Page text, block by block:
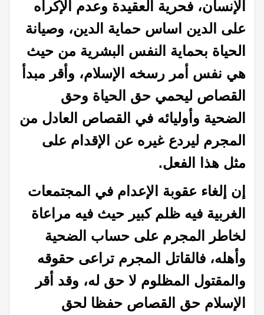
الإنسان، فحرية العقيدة وعدم الإكراه
على الدين اساس حماية الدين، وصيانة
الحياة بحماية النفس البشرية من حيث
هي نفس أمر رسخه الإسلام، وأقر مبدأ
القصاص ليحمي حق الحياة وحق
الضحية وأوليائه في القصاص العادل من
المجرم ليردع غيره عن الإقدام على
مثل هذا
الفعل.
إن إلغاء عقوبة الإعدام في المجتمعات
الغربية فيه ظلم كبير حيث فيه مراعاة
لخاطر المجرم على حساب الضحية
وأهله، فالقاتل المجرم تراعى حقوقه
والمقتول المظلوم لا حق له، وقد أقر
الإسلام حق القصاص حفظا لحق